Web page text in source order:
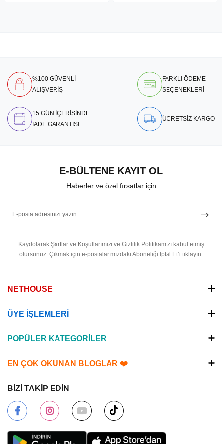
%100 GÜVENLİ
ALIŞVERİŞ
FARKLI ÖDEME
SEÇENEKLERİ
15 GÜN İÇERİSİNDE
İADE GARANTİSİ
ÜCRETSİZ KARGO
E-BÜLTENE KAYIT OL
Haberler ve özel fırsatlar için
Kaydolarak Şartlar ve Koşullarımızı ve Gizlilik Politikamızı kabul etmiş
olursunuz. Çıkmak için e-postalarımızdaki Aboneliği İptal Et’i tıklayın.
NETHOUSE
ÜYE İŞLEMLERİ
POPÜLER KATEGORİLER
EN ÇOK OKUNAN BLOGLAR ❤️
BİZİ TAKİP EDİN